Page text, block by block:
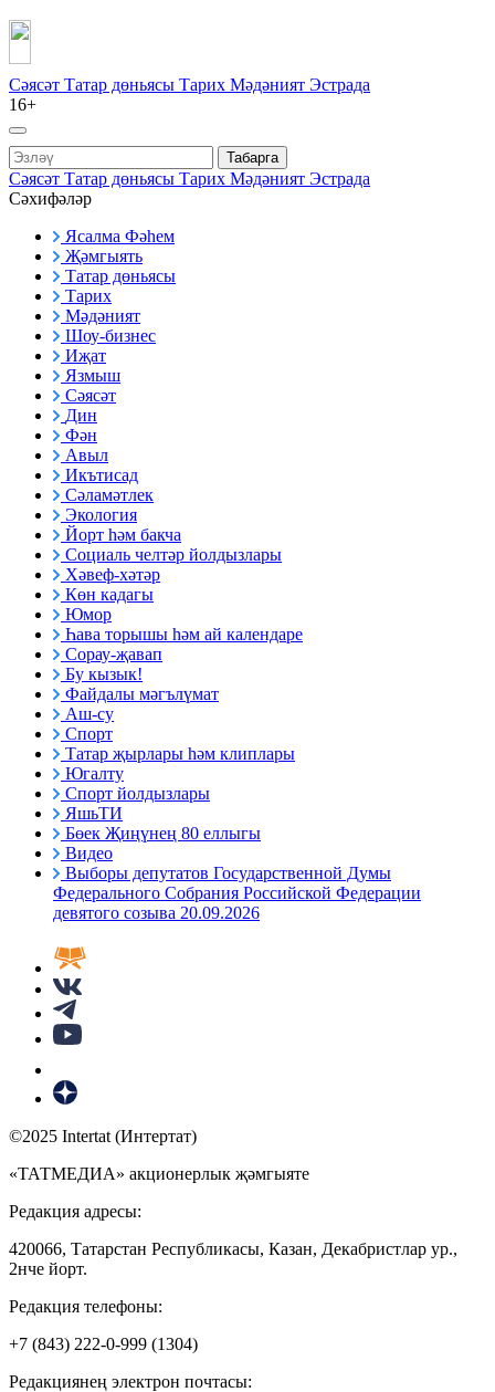
Сәясәт Татар дөньясы Тарих Мәдәният Эстрада
16+
Табарга
Сәясәт Татар дөньясы Тарих Мәдәният Эстрада
Сәхифәләр
Ясалма Фәһем
Җәмгыять
Татар дөньясы
Тарих
Мәдәният
Шоу-бизнес
Иҗат
Язмыш
Сәясәт
Дин
Фән
Авыл
Икътисад
Сәламәтлек
Экология
Йорт һәм бакча
Социаль челтәр йолдызлары
Хәвеф-хәтәр
Көн кадагы
Юмор
Һава торышы һәм ай календаре
Сорау-җавап
Бу кызык!
Файдалы мәгълүмат
Аш-су
Спорт
Татар җырлары һәм клиплары
Югалту
Спорт йолдызлары
ЯшьТИ
Бөек Җиңүнең 80 еллыгы
Видео
Выборы депутатов Государственной Думы
Федерального Собрания Российской Федерации
девятого созыва 20.09.2026
©2025 Intertat (Интертат)
«ТАТМЕДИА» акционерлык җәмгыяте
Редакция адресы:
420066, Татарстан Республикасы, Казан, Декабристлар ур.,
2нче йорт.
Редакция телефоны:
+7 (843) 222-0-999 (1304)
Редакциянең электрон почтасы: